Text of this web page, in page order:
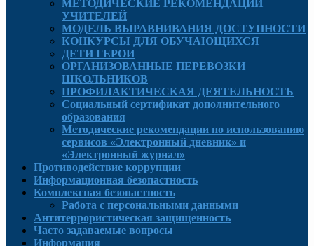
МЕТОДИЧЕСКИЕ РЕКОМЕНДАЦИИ
УЧИТЕЛЕЙ
МОДЕЛЬ ВЫРАВНИВАНИЯ ДОСТУПНОСТИ
КОНКУРСЫ ДЛЯ ОБУЧАЮЩИХСЯ
ДЕТИ ГЕРОИ
ОРГАНИЗОВАННЫЕ ПЕРЕВОЗКИ
ШКОЛЬНИКОВ
ПРОФИЛАКТИЧЕСКАЯ ДЕЯТЕЛЬНОСТЬ
Социальный сертификат дополнительного
образования
Методические рекомендации по использованию
сервисов «Электронный дневник» и
«Электронный журнал»
Противодействие коррупции
Информационная безопастность
Комплексная безопастность
Работа с персональными данными
Антитеррористическая защищенность
Часто задаваемые вопросы
Информация